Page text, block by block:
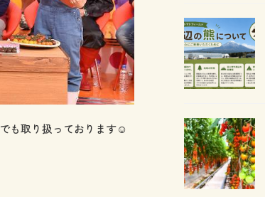
でも取り扱っております☺️